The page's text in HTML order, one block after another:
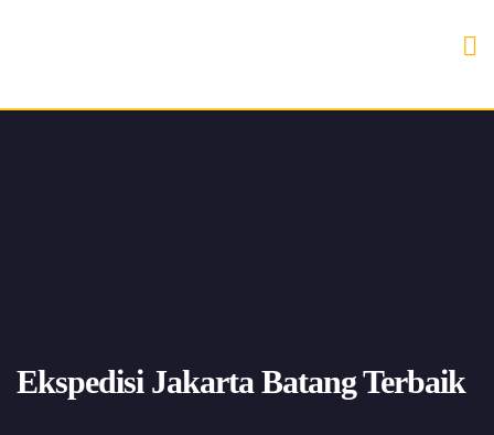
Ekspedisi Jakarta Batang Terbaik